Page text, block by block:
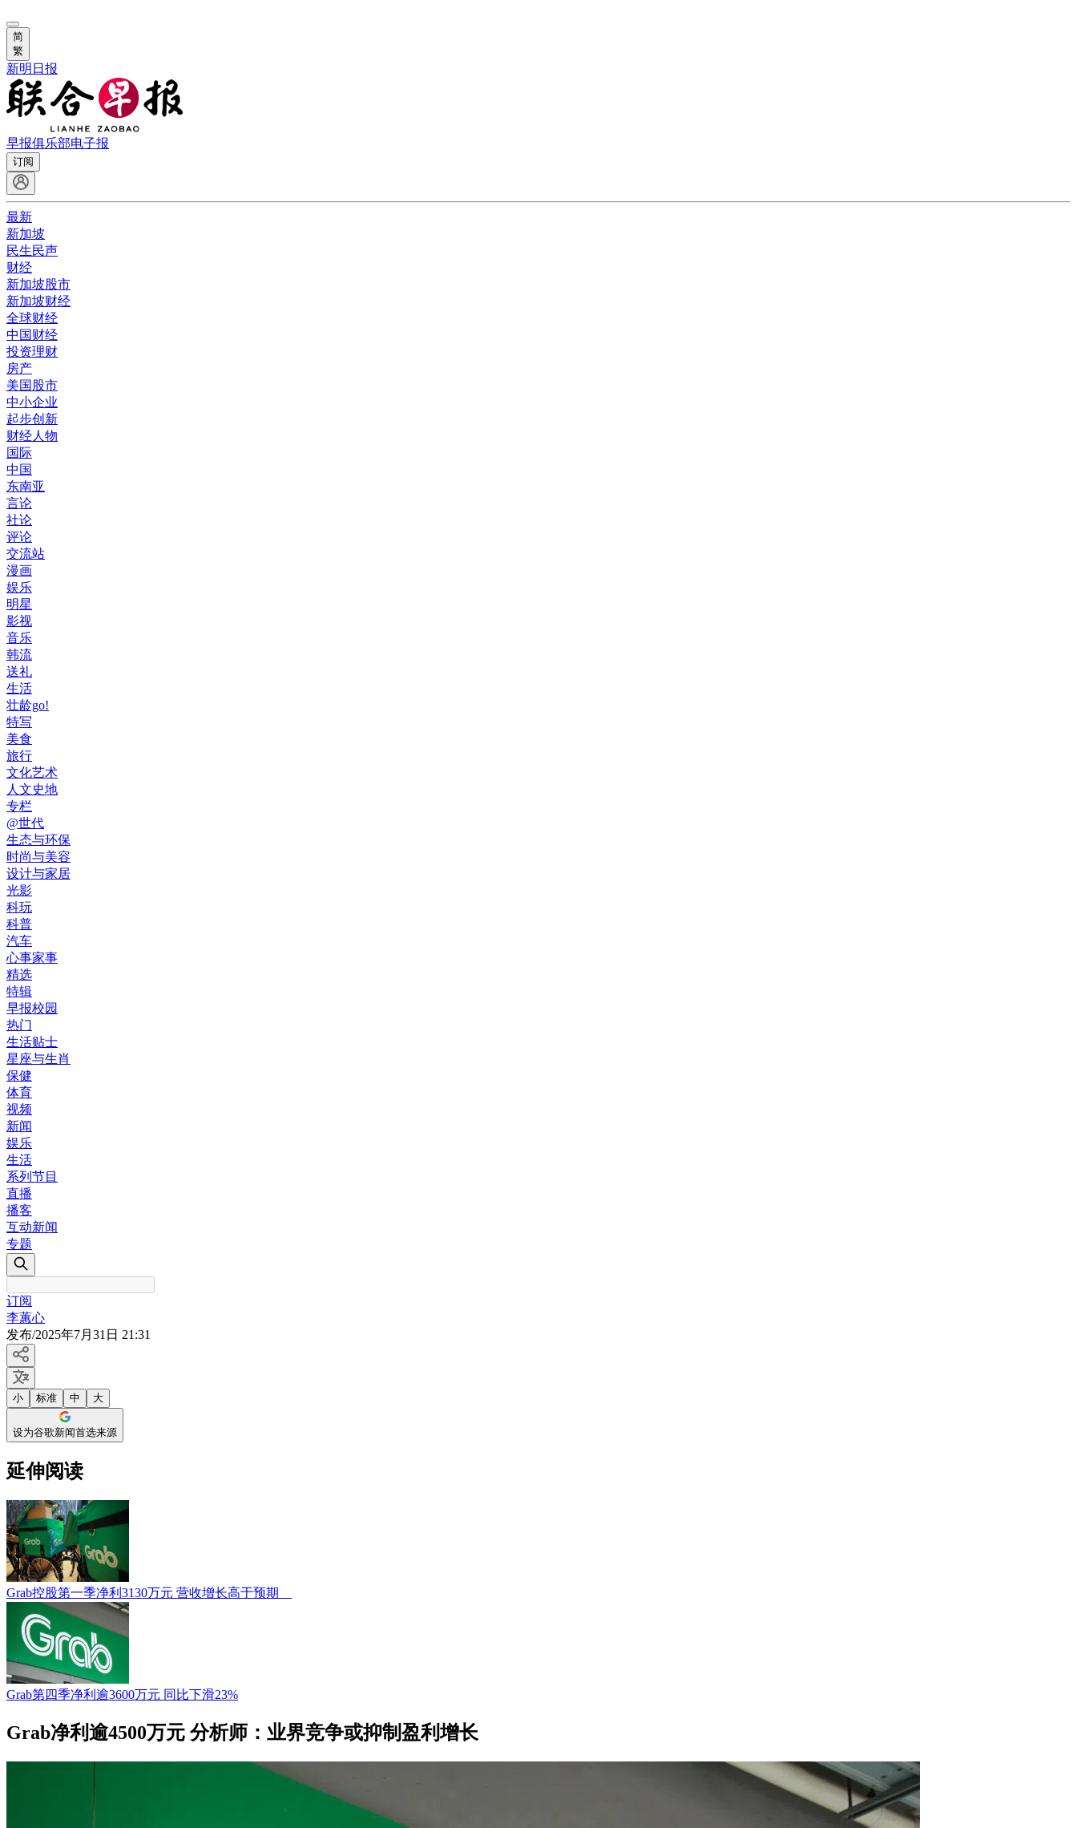
简
繁
新明日报
早报俱乐部电子报
订阅
最新
新加坡
民生民声
财经
新加坡股市
新加坡财经
全球财经
中国财经
投资理财
房产
美国股市
中小企业
起步创新
财经人物
国际
中国
东南亚
言论
社论
评论
交流站
漫画
娱乐
明星
影视
音乐
韩流
送礼
生活
壮龄go!
特写
美食
旅行
文化艺术
人文史地
专栏
@世代
生态与环保
时尚与美容
设计与家居
光影
科玩
科普
汽车
心事家事
精选
特辑
早报校园
热门
生活贴士
星座与生肖
保健
体育
视频
新闻
娱乐
生活
系列节目
直播
播客
互动新闻
专题
订阅
李蕙心
发布/2025年7月31日 21:31
小 标准 中 大
设为谷歌新闻首选来源
延伸阅读
Grab控股第一季净利3130万元 营收增长高于预期
Grab第四季净利逾3600万元 同比下滑23%
Grab净利逾4500万元 分析师：业界竞争或抑制盈利增长